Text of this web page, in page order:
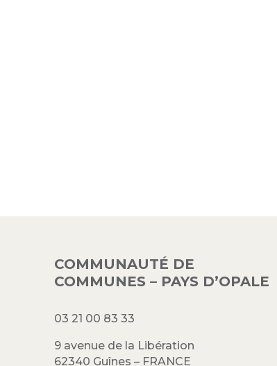
COMMUNAUTÉ DE
COMMUNES – PAYS D’OPALE
03 21 00 83 33
9 avenue de la Libération
62340 Guînes – FRANCE